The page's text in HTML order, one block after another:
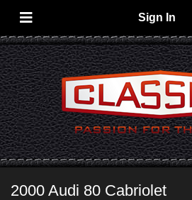
Sign In
2000 Audi 80 Cabriolet